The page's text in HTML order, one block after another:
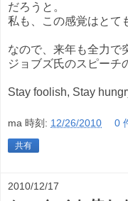
だろうと。
私も、この感覚はとて
なので、来年も全力で
ジョブズ氏のスピーチ
Stay foolish, Stay
ma 時刻: 12/26/2010 0
共有
2010/12/17